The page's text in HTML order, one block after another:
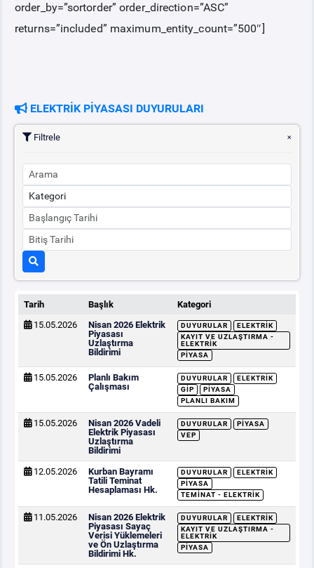
order_by=”sortorder” order_direction=”ASC”
returns=”included” maximum_entity_count=”500″]
ELEKTRİK PİYASASI DUYURULARI
Filtrele
Tarih Başlık
Kategori
15.05.2026
Nisan 2026 Elektrik
Piyasası
Uzlaştırma
Bildirimi
DUYURULAR
ELEKTRIK
KAYIT VE UZLAŞTIRMA -
ELEKTRIK
PIYASA
15.05.2026
Planlı Bakım
Çalışması
DUYURULAR
ELEKTRIK
GİP
PIYASA
PLANLI BAKIM
15.05.2026
Nisan 2026 Vadeli
Elektrik Piyasası
Uzlaştırma
Bildirimi
DUYURULAR
PIYASA
VEP
12.05.2026
Kurban Bayramı
Tatili Teminat
Hesaplaması Hk.
DUYURULAR
ELEKTRIK
PIYASA
TEMINAT - ELEKTRIK
11.05.2026
Nisan 2026 Elektrik
Piyasası Sayaç
Verisi Yüklemeleri
ve Ön Uzlaştırma
Bildirimi Hk.
DUYURULAR
ELEKTRIK
KAYIT VE UZLAŞTIRMA -
ELEKTRIK
PIYASA